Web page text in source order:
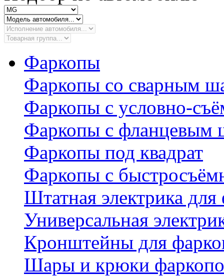
Фаркопы
Фаркопы со сварным
Фаркопы с условно-
Фаркопы с фланцевым
Фаркопы под квадрат
Фаркопы с
Штатная электрика
Универсальная
Кронштейны для
Шары и крюки